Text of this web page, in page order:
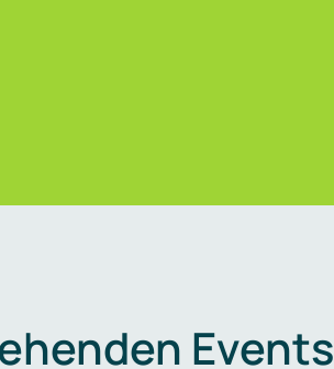
Events